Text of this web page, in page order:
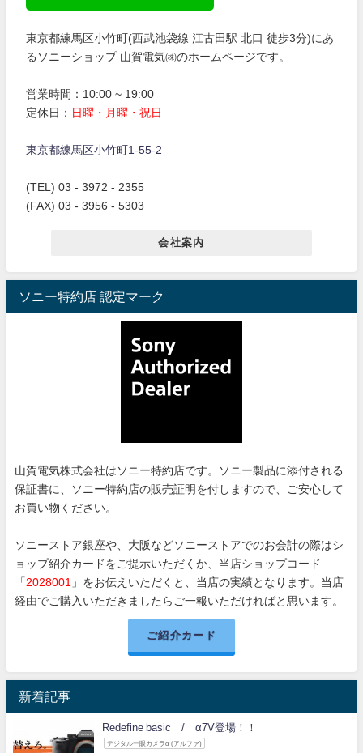
東京都練馬区小竹町(西武池袋線 江古田駅 北口 徒歩3分)にあ
るソニーショップ 山賀電気㈱のホームページです。
営業時間：10:00 ~ 19:00
定休日：
日曜・月曜・祝日
東京都練馬区小竹町1-55-2
(TEL) 03 - 3972 - 2355
(FAX) 03 - 3956 - 5303
会社案内
ソニー特約店 認定マーク
山賀電気株式会社はソニー特約店です。ソニー製品に添付される
保証書に、ソニー特約店の販売証明を付しますので、ご安心して
お買い物ください。
ソニーストア銀座や、大阪などソニーストアでのお会計の際はシ
ョップ紹介カードをご提示いただくか、当店ショップコード
「 2028001
」をお伝えいただくと、当店の実績となります。当店
経由でご購入いただきましたらご一報いただければと思います。
ご紹介カード
新着記事
Redefine basic / α7V登場！！
デジタル一眼カメラα (アルファ)